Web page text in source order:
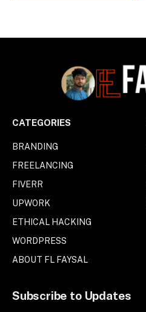
CATEGORIES
BRANDING
FREELANCING
FIVERR
UPWORK
ETHICAL HACKING
WORDPRESS
ABOUT FL FAYSAL
Subscribe to Updates